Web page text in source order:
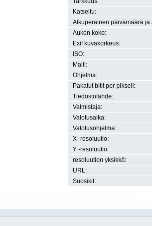
Katseltu:
Alkuperäinen päivämäärä ja
Aukon koko:
Exif kuvakorkeus:
ISO:
Malli:
Ohjelma:
Pakatut bitit per pikseli:
Tiedostolähde:
Valmistaja:
Valotusaika:
Valotusohjelma:
X -resoluutio:
Y -resoluutio:
resoluution yksikkö:
URL:
Suosikit: